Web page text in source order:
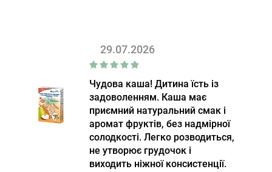
29.07.2026
Чудова каша! Дитина їсть із
задоволенням. Каша має
приємний натуральний смак і
аромат фруктів, без надмірної
солодкості. Легко розводиться,
не утворює грудочок і
виходить ніжної консистенції.